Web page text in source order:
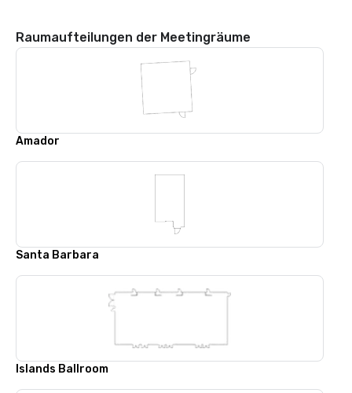
Raumaufteilungen der Meetingräume
Amador
Santa Barbara
Islands Ballroom